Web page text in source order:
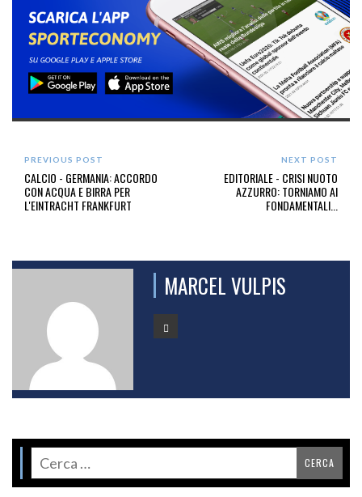
PREVIOUS POST
CALCIO - GERMANIA: ACCORDO
CON ACQUA E BIRRA PER
L'EINTRACHT FRANKFURT
NEXT POST
EDITORIALE - CRISI NUOTO
AZZURRO: TORNIAMO AI
FONDAMENTALI...
MARCEL VULPIS